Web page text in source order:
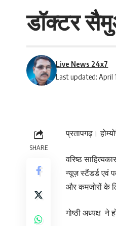
डॉक्टर
Last updated: April
Live News 24x7